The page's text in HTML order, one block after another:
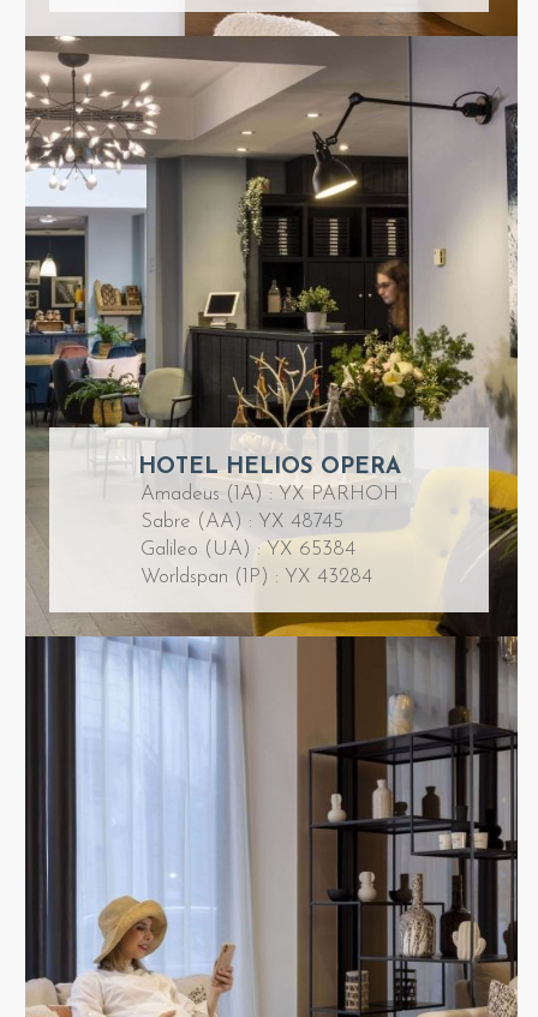
HOTEL HELIOS OPERA
Amadeus (1A) : YX PARHOH
Sabre (AA) : YX 48745
Galileo (UA) : YX 65384
Worldspan (1P) : YX 43284